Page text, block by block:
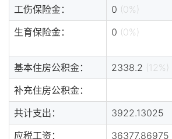
工伤保险金：
0 (0%)
生育保险金：
0 (0%)
基本住房公积金：
2338.2 (12%)
补充住房公积金：
共计支出：
3922.13025
应税工资：
36377.86975